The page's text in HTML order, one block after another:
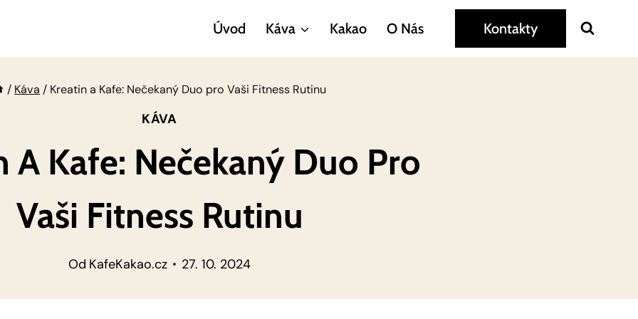
Úvod Káva Kakao O Nás Kontakty
/ Káva / Kreatin a Kafe: Nečekaný Duo pro Vaši Fitness Rutinu
KÁVA
A Kafe: Nečekaný Duo Pro
Vaši Fitness Rutinu
Od KafeKakao.cz 27. 10. 2024